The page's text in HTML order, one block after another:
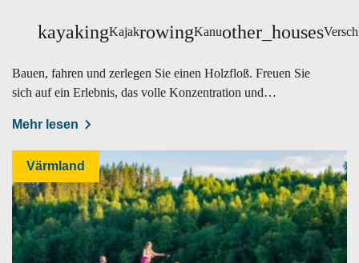
kayakingKajakrowingKanuother_houses
Bauen, fahren und zerlegen Sie einen Holzfloß. Freuen Sie
sich auf ein Erlebnis, das volle Konzentration und
Mehr lesen
Värmland